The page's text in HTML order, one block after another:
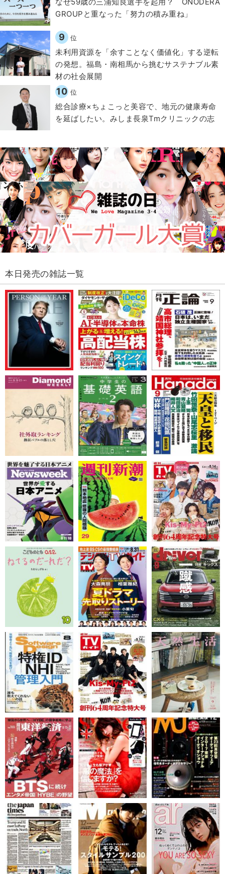
GROUPと重なった「努力の積み重ね」
9 位
​​未利用資源を「余すことなく価値化」する逆転
の発想。福島・南相馬から挑むサステナブル素
材の社会展開​
10 位
総合診療×ちょこっと美容で、地元の健康寿命
を延ばしたい。みしま長泉Tmクリニックの志
本日発売の雑誌一覧